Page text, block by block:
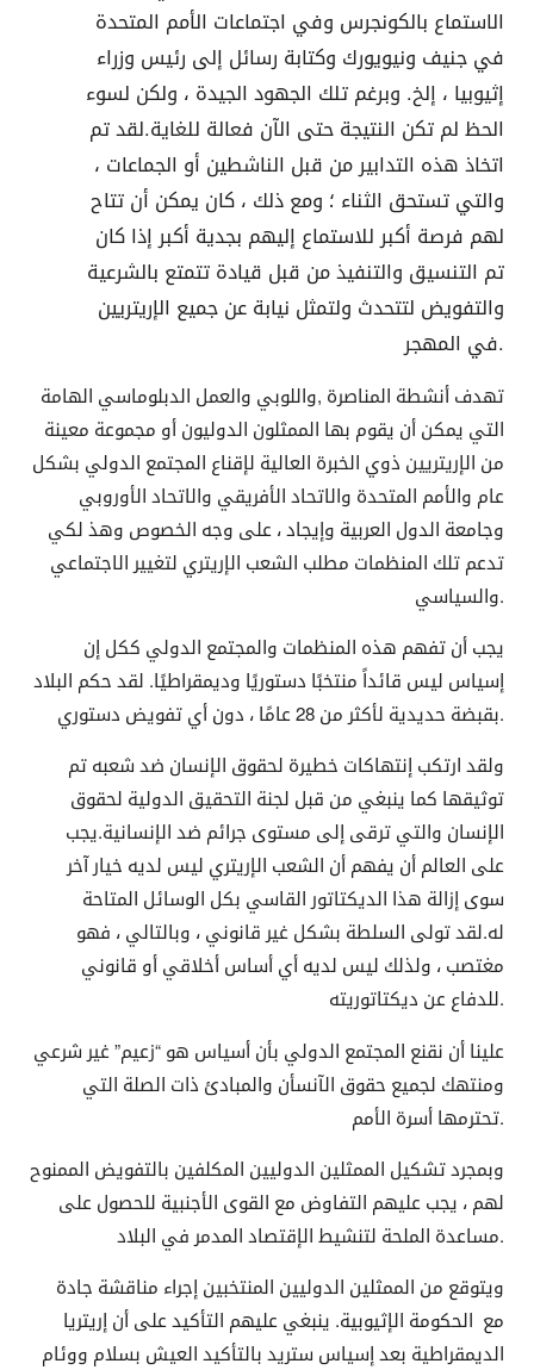
الاستماع بالكونجرس وفي اجتماعات الأمم المتحدة
في جنيف ونيويورك وكتابة رسائل إلى رئيس وزراء
إثيوبيا ، إلخ. وبرغم تلك الجهود الجيدة ، ولكن لسوء
الحظ لم تكن النتيجة حتى الآن فعالة للغاية.لقد تم
اتخاذ هذه التدابير من قبل الناشطين أو الجماعات ،
والتي تستحق الثناء ؛ ومع ذلك ، كان يمكن أن تتاح
لهم فرصة أكبر للاستماع إليهم بجدية أكبر إذا كان
تم التنسيق والتنفيذ من قبل قيادة تتمتع بالشرعية
والتفويض لتتحدث ولتمثل نيابة عن جميع الإريتريين
في المهجر.
تهدف أنشطة المناصرة ,واللوبي والعمل الدبلوماسي الهامة
التي يمكن أن يقوم بها الممثلون الدوليون أو مجموعة معينة
من الإريتريين ذوي الخبرة العالية لإقناع المجتمع الدولي بشكل
عام والأمم المتحدة والاتحاد الأفريقي والاتحاد الأوروبي
وجامعة الدول العربية وإيجاد ، على وجه الخصوص وهذ لكي
تدعم تلك المنظمات مطلب الشعب الإريتري لتغيير الاجتماعي
والسياسي.
يجب أن تفهم هذه المنظمات والمجتمع الدولي ككل إن
إسياس ليس قائداً منتخبًا دستوريًا وديمقراطيًا. لقد حكم البلاد
بقبضة حديدية لأكثر من 28 عامًا ، دون أي تفويض دستوري.
ولقد ارتكب إنتهاكات خطيرة لحقوق الإنسان ضد شعبه تم
توثيقها كما ينبغي من قبل لجنة التحقيق الدولية لحقوق
الإنسان والتي ترقى إلى مستوى جرائم ضد الإنسانية.يجب
على العالم أن يفهم أن الشعب الإريتري ليس لديه خيار آخر
سوى إزالة هذا الديكتاتور القاسي بكل الوسائل المتاحة
له.لقد تولى السلطة بشكل غير قانوني ، وبالتالي ، فهو
مغتصب ، ولذلك ليس لديه أي أساس أخلاقي أو قانوني
للدفاع عن ديكتاتوريته.
علينا أن نقنع المجتمع الدولي بأن أسياس هو “زعيم” غير شرعي
ومنتهك لجميع حقوق الآنسأن والمبادئ ذات الصلة التي
تحترمها أسرة الأمم.
وبمجرد تشكيل الممثلين الدوليين المكلفين بالتفويض الممنوح
لهم ، يجب عليهم التفاوض مع القوى الأجنبية للحصول على
مساعدة الملحة لتنشيط الإقتصاد المدمر في البلاد.
ويتوقع من الممثلين الدوليين المنتخبين إجراء مناقشة جادة
مع الحكومة الإثيوبية. ينبغي عليهم التأكيد على أن إريتريا
الديمقراطية بعد إسياس ستريد بالتأكيد العيش بسلام ووئام